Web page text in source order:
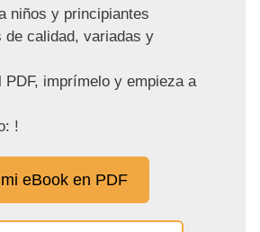
niños y principiantes
de calidad, variadas y
PDF, imprímelo y empieza a
!
eBook en PDF